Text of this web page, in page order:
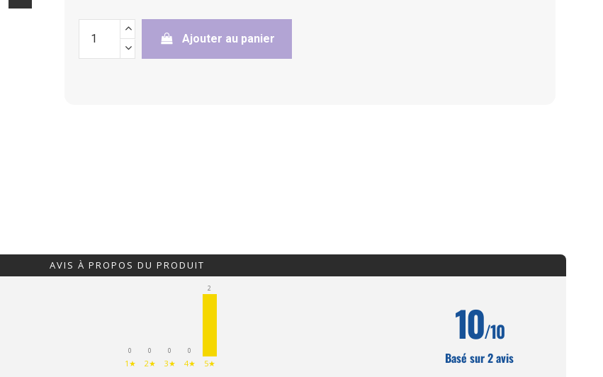
Ajouter au panier
AVIS À PROPOS DU PRODUIT
0
1★
0
2★
0
3★
0
4★
2
5★
10/10
Basé sur 2 avis